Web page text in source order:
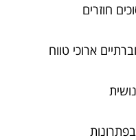
חוזרים
ארוכי טווח